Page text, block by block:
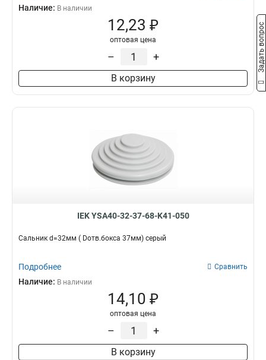
Наличие: В наличии
12,23 ₽
оптовая цена
– +
В корзину
IEK YSA40-32-37-68-K41-050
Сальник d=32мм ( Dотв.бокса 37мм) серый
Подробнее Сравнить
Наличие: В наличии
14,10 ₽
оптовая цена
– +
В корзину
Задать вопрос